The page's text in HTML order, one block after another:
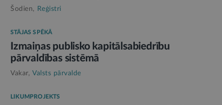
Šodien, Reģistri
STĀJAS SPĒKĀ
Izmaiņas publisko kapitālsabiedrību
pārvaldības sistēmā
Vakar, Valsts pārvalde
LIKUMPROJEKTS